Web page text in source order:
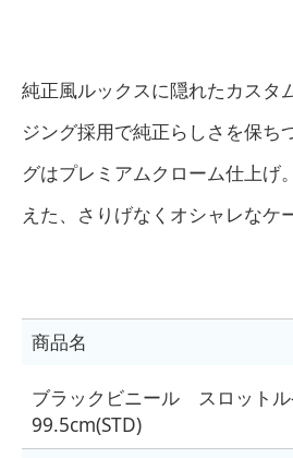
純正風ルックスに隠れたカスタ
ジング採用で純正らしさを保ち
グはプレミアムクローム仕上げ
えた、さりげなくオシャレなケ
商品名
ブラックビニール スロット
99.5cm(STD)